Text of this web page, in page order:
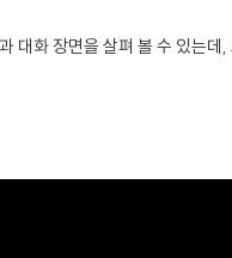
대화 장면을 살펴 볼 수 있는